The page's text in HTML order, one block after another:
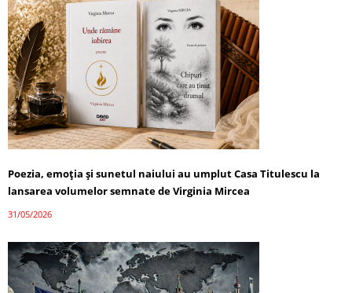
Poezia, emoția și sunetul naiului au umplut Casa Titulescu la
lansarea volumelor semnate de Virginia Mircea
31/05/2026